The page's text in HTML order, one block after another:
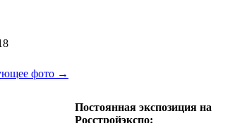
фото →
Постоянная экспозиция на
Росстройэкспо: